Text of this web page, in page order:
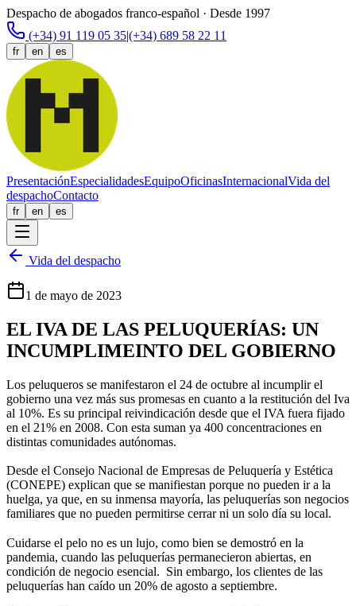
Despacho de abogados franco-español · Desde 1997
(+34) 91 119 05 35|(+34) 689 58 22 11
fr en es
PresentaciónEspecialidadesEquipoOficinasInternacionalVida del
despachoContacto
fr en es
Vida del despacho
1 de mayo de 2023
EL IVA DE LAS PELUQUERÍAS: UN
INCUMPLIMEINTO DEL GOBIERNO
Los peluqueros se manifestaron el 24 de octubre al incumplir el
gobierno una vez más sus promesas en cuanto a la restitución del Iva
al 10%. Es su principal reivindicación desde que el IVA fuera fijado
en el 21% en 2008. Con esta suman ya 400 concentraciones en
distintas comunidades autónomas.
Desde el Consejo Nacional de Empresas de Peluquería y Estética
(CONEPE) explican que se manifiestan porque no pueden ir a la
huelga, ya que, en su inmensa mayoría, las peluquerías son negocios
familiares que no pueden permitirse cerrar ni un solo día su local.
Cuidarse el pelo no es un lujo, como bien se demostró en la
pandemia, cuando las peluquerías permanecieron abiertas, en
condición de negocio esencial. Sin embargo, los clientes de las
peluquerías han caído un 20% de agosto a septiembre.